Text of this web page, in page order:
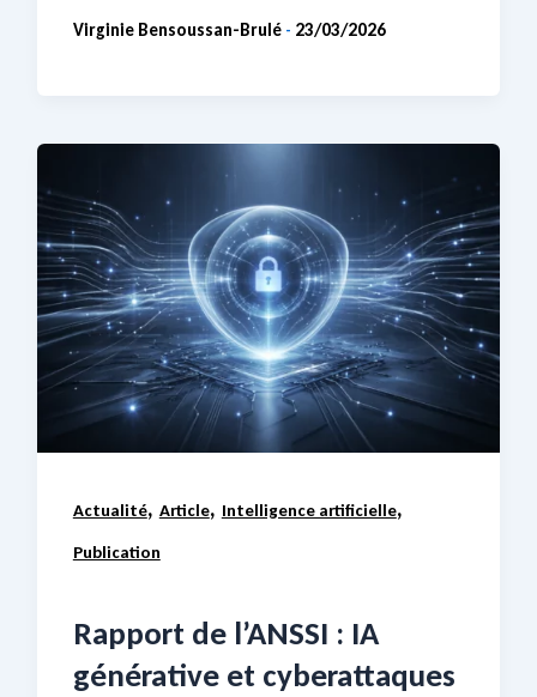
Virginie Bensoussan-Brulé - 23/03/2026
Actualité, Article, Intelligence artificielle,
Publication
Rapport de l’ANSSI : IA
générative et cyberattaques